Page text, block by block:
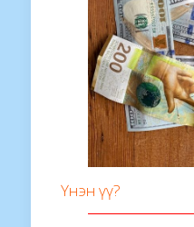
Үнэн үү?